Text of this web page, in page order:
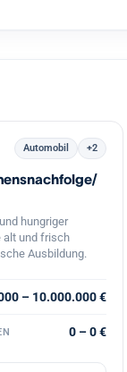
Automobil +2
hungriger
alt und frisch
Ausbildung.
– 10.000.000 €
0 – 0 €